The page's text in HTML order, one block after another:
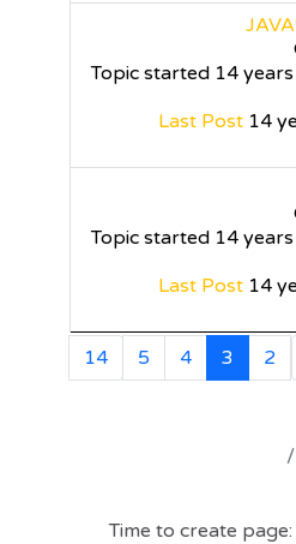
Topic started 14
Last Post 14
Topic started 14
Last Post 14
2
3
4
5
14
Time to create